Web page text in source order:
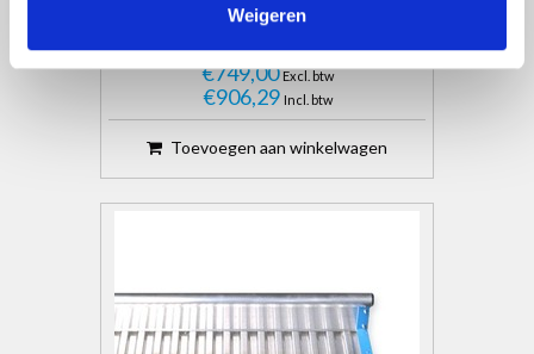
Weigeren
€749,00 Excl. btw
€906,29 Incl. btw
Toevoegen aan winkelwagen